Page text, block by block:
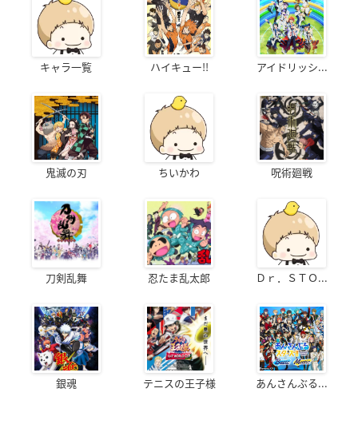
キャラ一覧 ハイキュー!! アイドリッシ...
鬼滅の刃 ちいかわ 呪術廻戦
刀剣乱舞 忍たま乱太郎 Ｄｒ．ＳＴＯ...
銀魂 テニスの王子様 あんさんぶる...